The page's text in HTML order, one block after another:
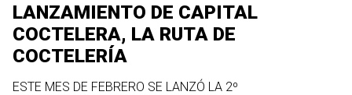
LANZAMIENTO DE CAPITAL
COCTELERA, LA RUTA DE
COCTELERÍA
ESTE MES DE FEBRERO SE LANZÓ LA 2º